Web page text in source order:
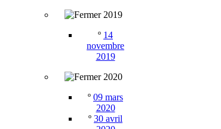
2019
º 14
novembre
2019
2020
º 09 mars
2020
º 30 avril